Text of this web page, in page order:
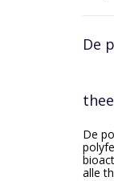
De
thee
De
alle